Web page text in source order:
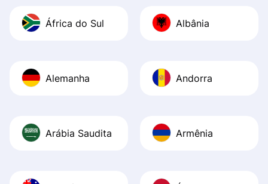
Recommend it!
África do Sul Albânia
Alemanha Andorra
Arábia Saudita Armênia